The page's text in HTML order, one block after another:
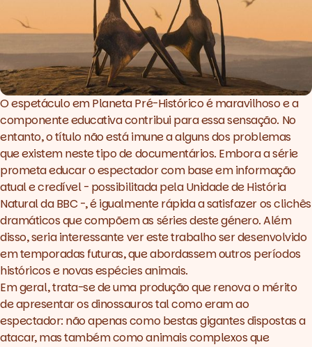
O espetáculo emPlaneta Pré-Históricoé maravilhoso e a
componente educativa contribui para essa sensação. No
entanto, o título não está imune a alguns dos problemas
que existem neste tipo de documentários. Embora a série
prometa educar o espectador com base em informação
atual e credível - possibilitada pela Unidade de História
Natural da BBC -, é igualmente rápida a satisfazer os clichês
dramáticos que compõem as séries deste género. Além
disso, seria interessante ver este trabalho ser desenvolvido
em temporadas futuras, que abordassem outros períodos
históricos e novas espécies animais.
Em geral, trata-se de uma produção que renova o mérito
de apresentar os dinossauros tal como eram ao
espectador: não apenas como bestas gigantes dispostas a
atacar, mas também como animais complexos que